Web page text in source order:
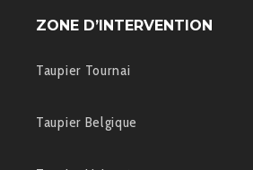
ZONE D’INTERVENTION
Taupier Tournai
Taupier Belgique